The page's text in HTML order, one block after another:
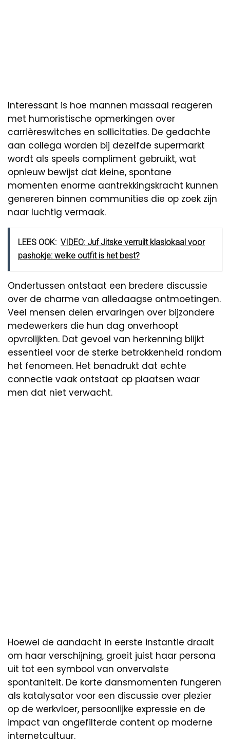
Interessant is hoe mannen massaal reageren
met humoristische opmerkingen over
carrièreswitches en sollicitaties. De gedachte
aan collega worden bij dezelfde supermarkt
wordt als speels compliment gebruikt, wat
opnieuw bewijst dat kleine, spontane
momenten enorme aantrekkingskracht kunnen
genereren binnen communities die op zoek zijn
naar luchtig vermaak.
LEES OOK: VIDEO: Juf Jitske verruilt klaslokaal voor
pashokje: welke outfit is het best?
Ondertussen ontstaat een bredere discussie
over de charme van alledaagse ontmoetingen.
Veel mensen delen ervaringen over bijzondere
medewerkers die hun dag onverhoopt
opvrolijkten. Dat gevoel van herkenning blijkt
essentieel voor de sterke betrokkenheid rondom
het fenomeen. Het benadrukt dat echte
connectie vaak ontstaat op plaatsen waar
men dat niet verwacht.
Hoewel de aandacht in eerste instantie draait
om haar verschijning, groeit juist haar persona
uit tot een symbool van onvervalste
spontaniteit. De korte dansmomenten fungeren
als katalysator voor een discussie over plezier
op de werkvloer, persoonlijke expressie en de
impact van ongefilterde content op moderne
internetcultuur.